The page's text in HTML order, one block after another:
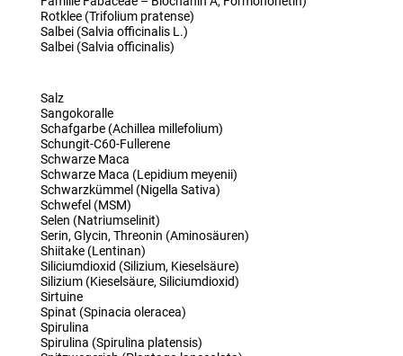
Rotklee (Trifolium pratense)
Salbei (Salvia officinalis L.)
Salbei (Salvia officinalis)
Salz
Sangokoralle
Schafgarbe (Achillea millefolium)
Schungit-C60-Fullerene
Schwarze Maca
Schwarze Maca (Lepidium meyenii)
Schwarzkümmel (Nigella Sativa)
Schwefel (MSM)
Selen (Natriumselinit)
Serin, Glycin, Threonin (Aminosäuren)
Shiitake (Lentinan)
Siliciumdioxid (Silizium, Kieselsäure)
Silizium (Kieselsäure, Siliciumdioxid)
Sirtuine
Spinat (Spinacia oleracea)
Spirulina
Spirulina (Spirulina platensis)